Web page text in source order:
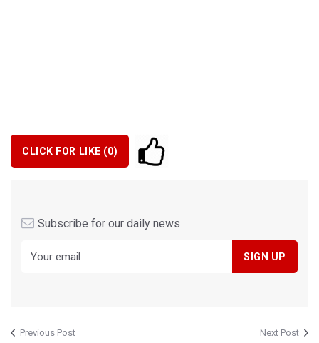
CLICK FOR LIKE (0)
Subscribe for our daily news
Previous Post Next Post